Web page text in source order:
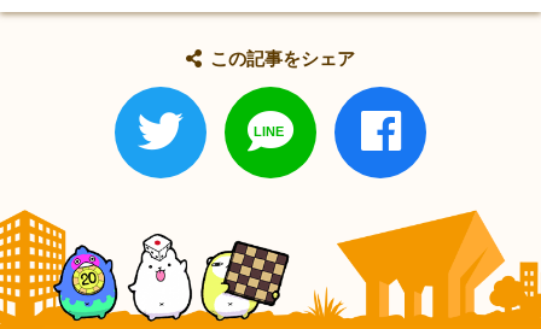
この記事をシェア